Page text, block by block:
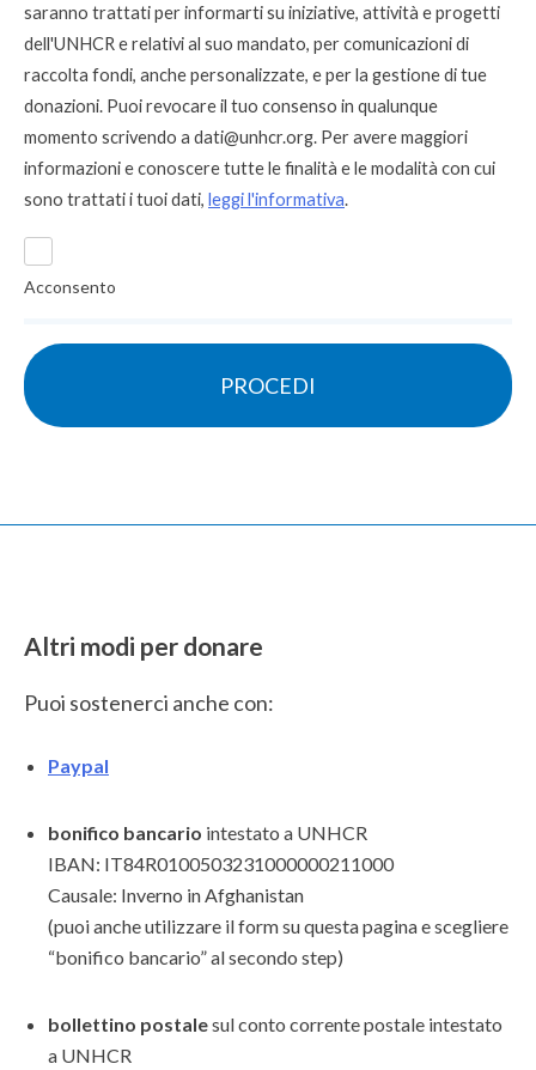
saranno trattati per informarti su iniziative, attività e progetti
dell'UNHCR e relativi al suo mandato, per comunicazioni di
raccolta fondi, anche personalizzate, e per la gestione di tue
donazioni. Puoi revocare il tuo consenso in qualunque
momento scrivendo a dati@unhcr.org. Per avere maggiori
informazioni e conoscere tutte le finalità e le modalità con cui
sono trattati i tuoi dati, leggi l'informativa.
Acconsento
Altri modi per donare
Puoi sostenerci anche con:
Paypal
bonifico bancario intestato a UNHCR
IBAN: IT84R0100503231000000211000
Causale: Inverno in Afghanistan
(puoi anche utilizzare il form su questa pagina e scegliere
“bonifico bancario” al secondo step)
bollettino postalesul conto corrente postale intestato
a UNHCR